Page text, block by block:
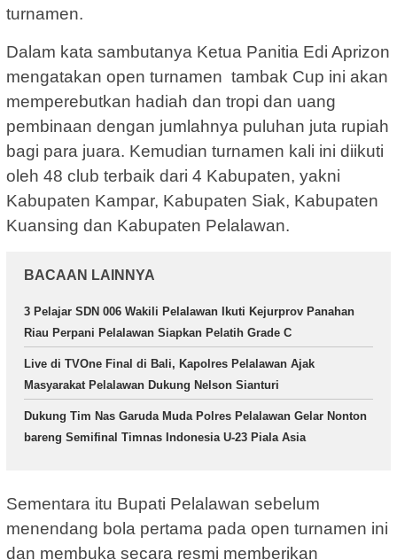
turnamen.
Dalam kata sambutanya Ketua Panitia Edi Aprizon
mengatakan open turnamen tambak Cup ini akan
memperebutkan hadiah dan tropi dan uang
pembinaan dengan jumlahnya puluhan juta rupiah
bagi para juara. Kemudian turnamen kali ini diikuti
oleh 48 club terbaik dari 4 Kabupaten, yakni
Kabupaten Kampar, Kabupaten Siak, Kabupaten
Kuansing dan Kabupaten Pelalawan.
BACAAN LAINNYA
3 Pelajar SDN 006 Wakili Pelalawan Ikuti Kejurprov Panahan
Riau Perpani Pelalawan Siapkan Pelatih Grade C
Live di TVOne Final di Bali, Kapolres Pelalawan Ajak
Masyarakat Pelalawan Dukung Nelson Sianturi
Dukung Tim Nas Garuda Muda Polres Pelalawan Gelar Nonton
bareng Semifinal Timnas Indonesia U-23 Piala Asia
Sementara itu Bupati Pelalawan sebelum
menendang bola pertama pada open turnamen ini
dan membuka secara resmi memberikan